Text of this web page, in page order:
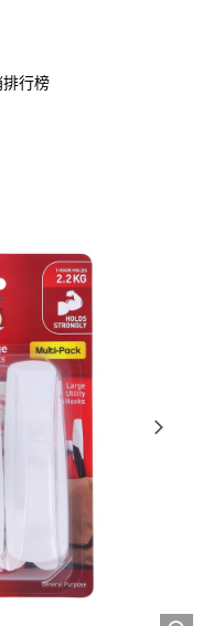
排行榜